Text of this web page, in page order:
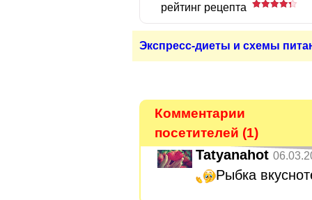
рейтинг рецепта
Экспресс-диеты и схемы
Комментарии
посетителей (1)
Tatyanahot
Рыбка